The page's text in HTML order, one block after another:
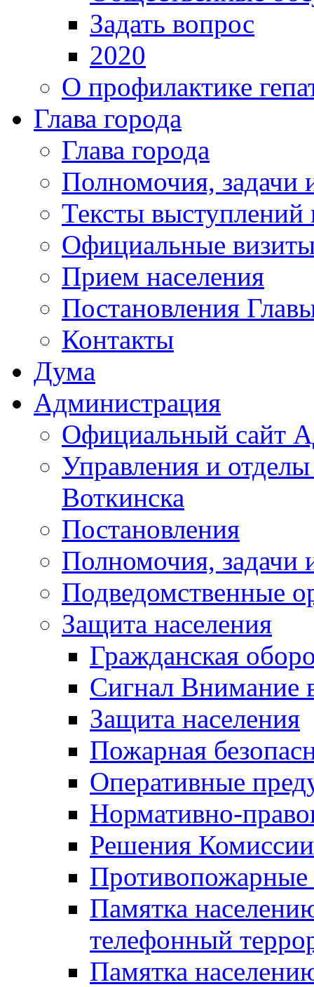
Задать вопрос
2020
О профилактике
Глава города
Глава города
Полномочия, задачи
Тексты выступлений
Официальные
Прием населения
Постановления
Контакты
Дума
Администрация
Официальный сайт
Управления и
Воткинска
Постановления
Полномочия, задачи
Подведомственные
Защита населения
Гражданская
Сигнал Внимание
Защита населения
Пожарная
Оперативные
Нормативно-
Решения
Противопожарные
Памятка
телефонный
Памятка